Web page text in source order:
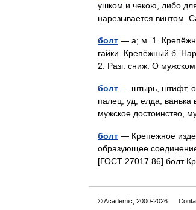
ушком и чекою, либо
нарезывается винтом.
болт — а; м. 1.
гайки. Крепёжный б.
2. Разг. сниж. О
болт — штырь, штифт,
палец, уд, елда, ванька
мужское достоинство,
болт — Крепежное
образующее
[ГОСТ 27017 86] болт
© Academic, 2000-2026